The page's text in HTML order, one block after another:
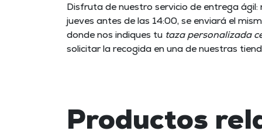
Disfruta de nuestro servicio de entrega
jueves antes de las 14:00, se enviará el
donde nos indiques tu taza personalizada
solicitar la recogida en una de nuestras
Productos